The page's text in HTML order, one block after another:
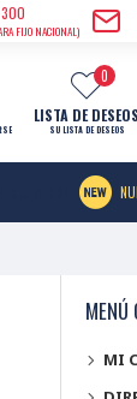
FIJO NACIONAL)
LISTA DE DESEOS
SU LISTA DE DESEOS
0
MENÚ
MI